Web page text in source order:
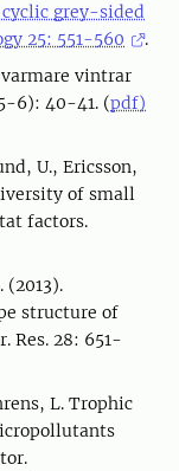
grey-sided
25: 551-560
.
varmare vintrar
6): 40-41. (pdf)
U., Ericsson,
of small
factors.
(2013).
structure of
Res. 28: 651-
L. Trophic